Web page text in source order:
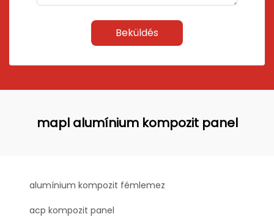
Beküldés
mapl alumínium kompozit panel
alumínium kompozit fémlemez
acp kompozit panel